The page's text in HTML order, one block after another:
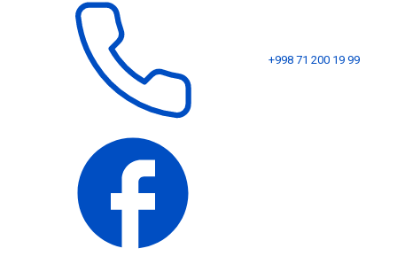
+998 71 200 19 99